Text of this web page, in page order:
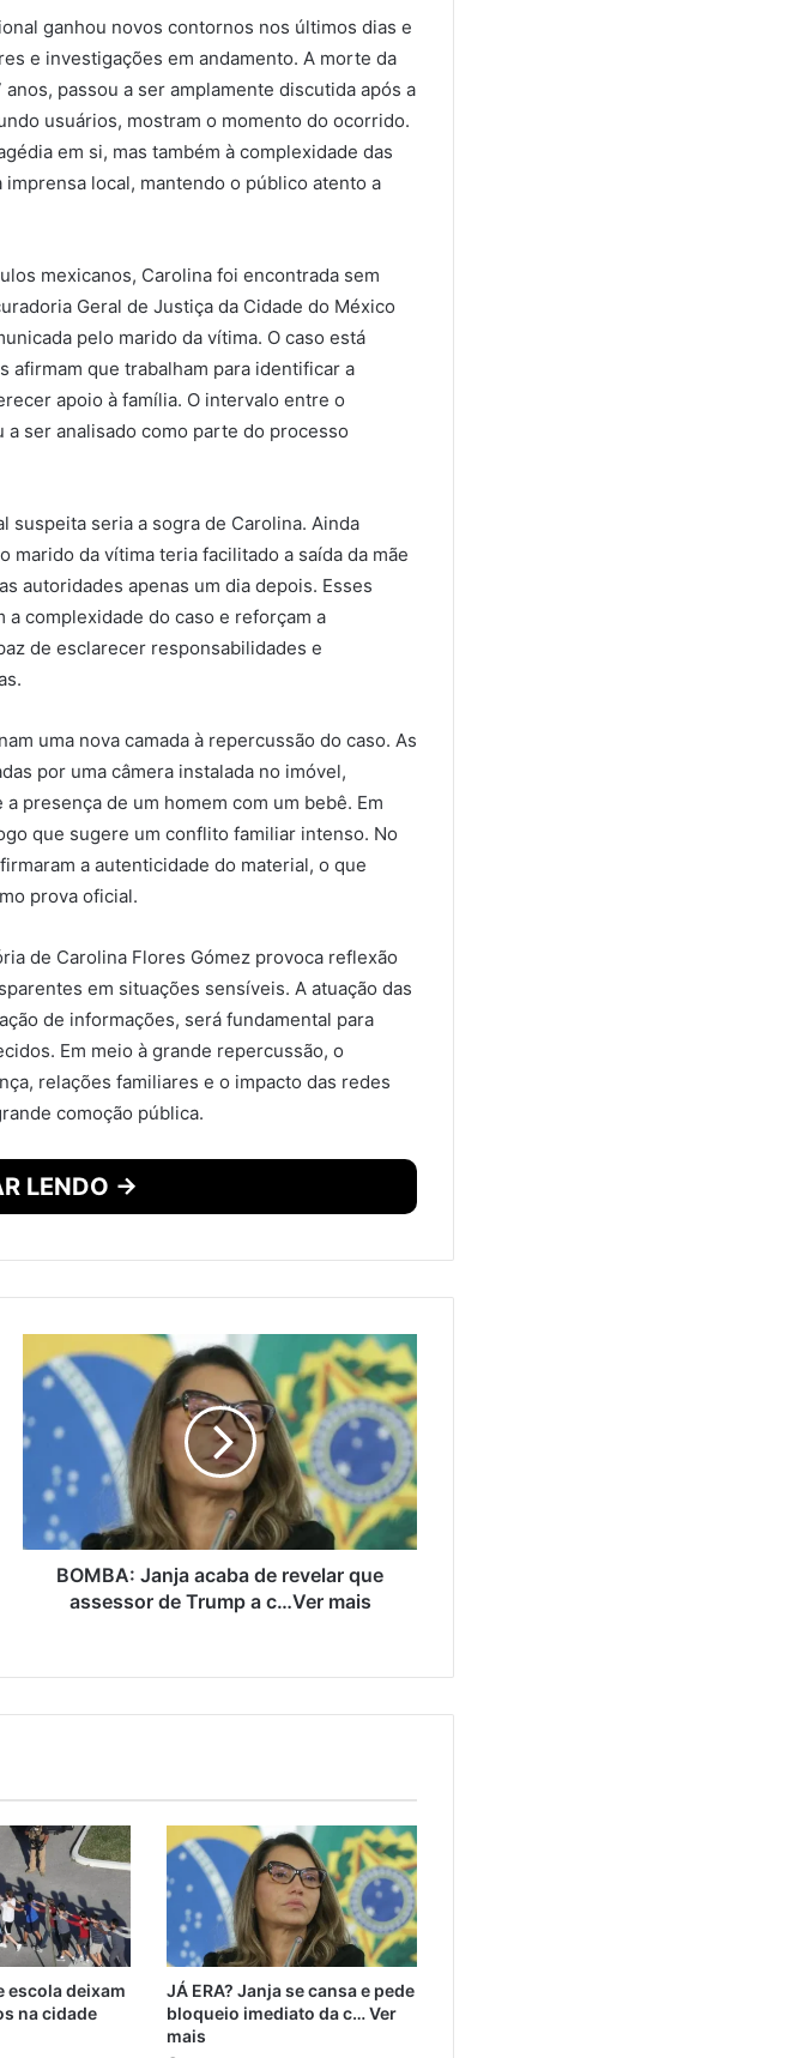
ganhou novos contornos nos últimos dias e
e investigações em andamento. A morte da
passou a ser amplamente discutida após a
usuários, mostram o momento do ocorrido.
em si, mas também à complexidade das
local, mantendo o público atento a
mexicanos, Carolina foi encontrada sem
Geral de Justiça da Cidade do México
pelo marido da vítima. O caso está
afirmam que trabalham para identificar a
apoio à família. O intervalo entre o
ser analisado como parte do processo
suspeita seria a sogra de Carolina. Ainda
da vítima teria facilitado a saída da mãe
autoridades apenas um dia depois. Esses
a complexidade do caso e reforçam a
de esclarecer responsabilidades e
uma nova camada à repercussão do caso. As
por uma câmera instalada no imóvel,
presença de um homem com um bebê. Em
que sugere um conflito familiar intenso. No
a autenticidade do material, o que
prova oficial.
de Carolina Flores Gómez provoca reflexão
em situações sensíveis. A atuação das
de informações, será fundamental para
Em meio à grande repercussão, o
relações familiares e o impacto das redes
comoção pública.
LENDO →
BOMBA: Janja acaba de revelar que
assessor de Trump a c…Ver mais
escola deixam
na cidade
JÁ ERA? Janja se cansa e pede
bloqueio imediato da c… Ver
mais